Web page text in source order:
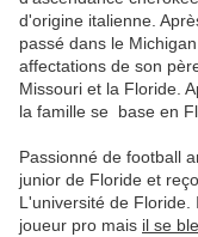
d'origine italienne.
passé dans le
affectations de son
Missouri et la Floride.
la famille se base en
Passionné de football
junior de Floride et
L'université de
joueur pro mais il se